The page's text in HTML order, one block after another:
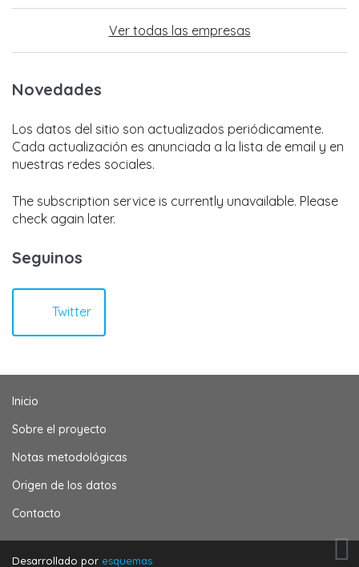
Ver todas las empresas
Novedades
Los datos del sitio son actualizados periódicamente.
Cada actualización es anunciada a la lista de email y en
nuestras redes sociales.
The subscription service is currently unavailable. Please
check again later.
Seguinos
Twitter
Inicio
Sobre el proyecto
Notas metodológicas
Origen de los datos
Contacto
Desarrollado por esquemas